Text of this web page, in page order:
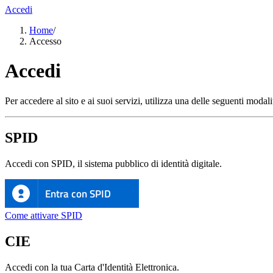
Accedi
Home/
Accesso
Accedi
Per accedere al sito e ai suoi servizi, utilizza una delle seguenti
SPID
Accedi con SPID, il sistema pubblico di identità digitale.
Entra con SPID
Come attivare SPID
CIE
Accedi con la tua Carta d'Identità Elettronica.